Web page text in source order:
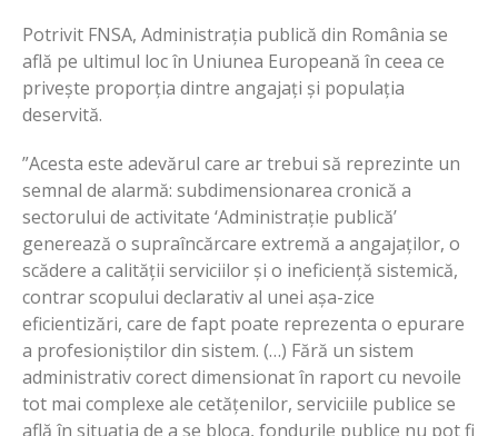
Potrivit FNSA, Administrația publică din România se
află pe ultimul loc în Uniunea Europeană în ceea ce
privește proporția dintre angajați și populația
deservită.
”Acesta este adevărul care ar trebui să reprezinte un
semnal de alarmă: subdimensionarea cronică a
sectorului de activitate ‘Administrație publică’
generează o supraîncărcare extremă a angajaților, o
scădere a calității serviciilor și o ineficiență sistemică,
contrar scopului declarativ al unei așa-zice
eficientizări, care de fapt poate reprezenta o epurare
a profesioniștilor din sistem. (…) Fără un sistem
administrativ corect dimensionat în raport cu nevoile
tot mai complexe ale cetățenilor, serviciile publice se
află în situația de a se bloca, fondurile publice nu pot fi